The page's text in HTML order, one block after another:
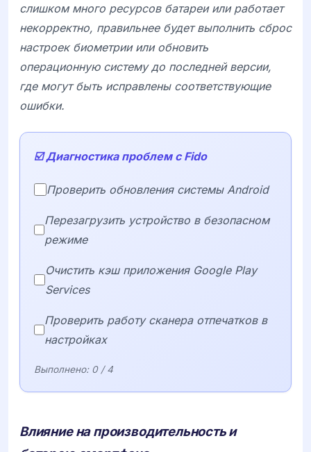
слишком много ресурсов батареи или работает
некорректно, правильнее будет выполнить сброс
настроек биометрии или обновить
операционную систему до последней версии,
где могут быть исправлены соответствующие
ошибки.
☑️ Диагностика проблем с Fido
Проверить обновления системы Android
Перезагрузить устройство в безопасном
режиме
Очистить кэш приложения Google Play
Services
Проверить работу сканера отпечатков в
настройках
Выполнено: 0/ 4
Влияние на производительность и